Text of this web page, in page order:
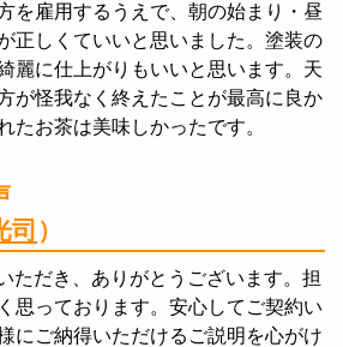
を雇用するうえで、朝の始まり・昼
正しくていいと思いました。塗装の
麗に仕上がりもいいと思います。天
が怪我なく終えたことが最高に良か
たお茶は美味しかったです。
司 ）
ただき、ありがとうございます。担
思っております。安心してご契約い
にご納得いただけるご説明を心がけ